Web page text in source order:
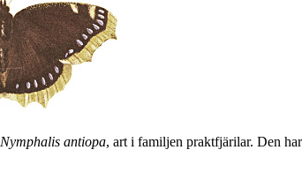
Nymphalis antiopa, art i familjen praktfjärilar. Den